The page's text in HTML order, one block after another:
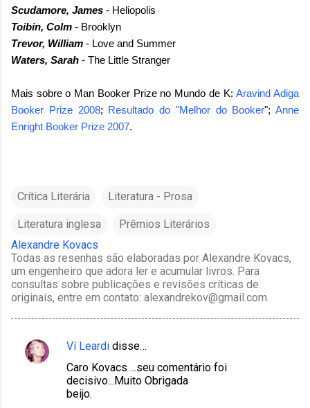
Scudamore, James - Heliopolis
Toibin, Colm - Brooklyn
Trevor, William - Love and Summer
Waters, Sarah - The Little Stranger
Mais sobre o Man Booker Prize no Mundo de K:Aravind Adiga
Booker Prize 2008; Resultado do "Melhor do Booker"; Anne
Enright Booker Prize 2007.
Crítica Literária Literatura - Prosa
Literatura inglesa
Prêmios Literários
Alexandre Kovacs
Todas as resenhas são elaboradas por Alexandre Kovacs,
um engenheiro que adora ler e acumular livros. Para
consultas sobre publicações e revisões críticas de
originais, entre em contato: alexandrekov@gmail.com.
C
Ví Leardi disse…
Caro Kovacs ...seu comentário foi
decisivo...Muito Obrigada
beijo.